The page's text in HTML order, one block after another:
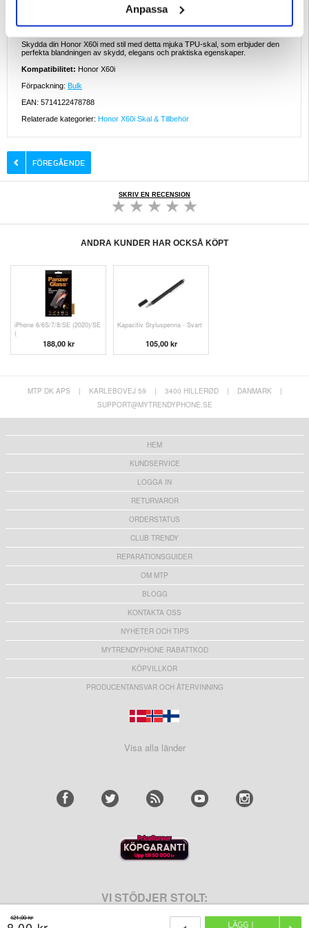
Anpassa
- Mångsidig användning: TPU används inte bara i mobilskal, utan även i andra
sin elasticitet och flexibilitet.
Skydda din Honor X60i med stil med detta mjuka TPU-skal, som erbjuder den
perfekta blandningen av skydd, elegans och praktiska egenskaper.
Kompatibilitet: Honor X60i
Förpackning: Bulk
EAN: 5714122478788
Relaterade kategorier: Honor X60i Skal & Tillbehör
SKRIV EN RECENSION
ANDRA KUNDER HAR OCKSÅ KÖPT
iPhone 6/6S/7/8/SE (2020)/SE
(
188,00 kr
Kapacitiv Styluspenna - Svart
105,00 kr
121,00 kr
MTP DK APS | KARLEBOVEJ 59 | 3400 HILLERØD | DANMARK
|
SUPPORT@MYTRENDYPHONE.SE
HEM
KUNDSERVICE
LOGGA IN
RETURVAROR
ORDERSTATUS
CLUB TRENDY
REPARATIONSGUIDER
OM MTP
BLOGG
KONTAKTA OSS
NYHETER OCH TIPS
MYTRENDYPHONE RABATTKOD
KÖPVILLKOR
PRODUCENTANSVAR OCH ÅTERVINNING
Visa alla länder
VI STÖDJER STOLT: